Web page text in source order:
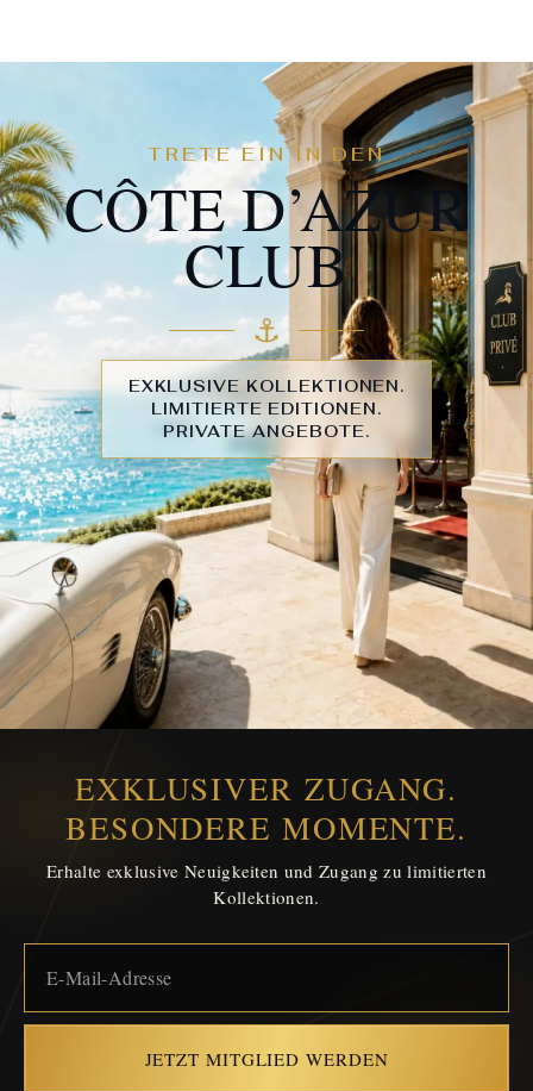
TRETE EIN IN DEN
CÔTE D’AZUR
CLUB
⚓︎
EXKLUSIVE KOLLEKTIONEN.
LIMITIERTE EDITIONEN.
PRIVATE ANGEBOTE.
EXKLUSIVER ZUGANG.
BESONDERE MOMENTE.
Erhalte exklusive Neuigkeiten und Zugang zu limitierten
Kollektionen.
JETZT MITGLIED WERDEN